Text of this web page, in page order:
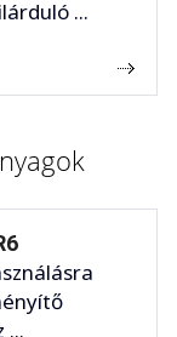
...
...